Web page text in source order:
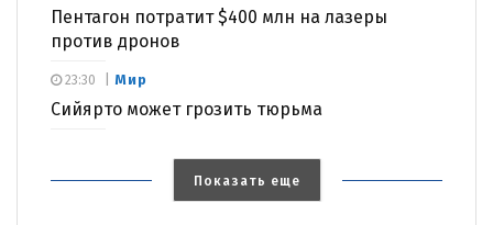
Пентагон потратит $400 млн на лазеры
против дронов
Мир
Сийярто может грозить тюрьма
23:30
Показать еще